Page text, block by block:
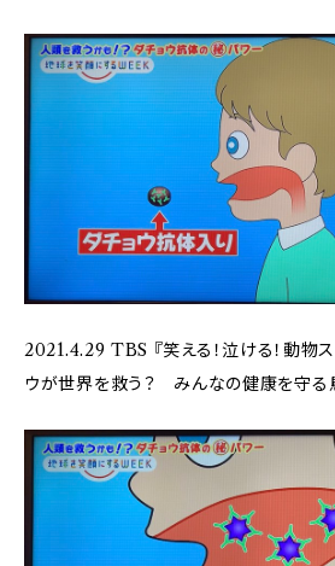
2021.4.29 TBS 『笑える！泣ける！動物
ウが世界を救う？ みんなの健康を守る